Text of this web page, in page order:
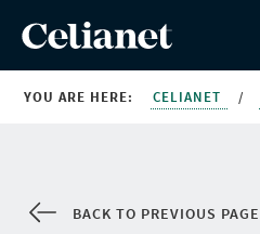
YOU ARE HERE: CELIANET /
BACK TO PREVIOUS PAGE